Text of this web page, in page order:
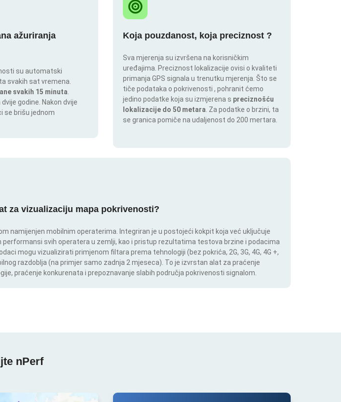
ažuriranja
su automatski
svakih sat vremena.
svakih 15 minuta
godine. Nakon dvije
se brišu jednom
Koja pouzdanost, koja preciznost ?
Sva mjerenja su izvršena na korisničkim
uređajima. Preciznost lokalizacije ovisi o kvaliteti
primanja GPS signala u trenutku mjerenja. Što se
tiče podataka o pokrivenosti , pohranit ćemo
jedino podatke koja su izmjerena s preciznošću
lokalizacije do 50 metara . Za podatke o brzini, ta
se granica pomiče na udaljenost do 200 mertara.
za vizualizaciju mapa pokrivenosti?
namijenjen mobilnim operaterima. Integriran je u postojeći kokpit koja već uključuje
svih operatera u zemlji, kao i pristup rezultatima testova brzine i podacima
mogu vizualizirati primjenom filtara prema tehnologiji (bez pokrića, 2G, 3G, 4G, 4G +,
razdoblja (na primjer samo zadnja 2 mjeseca). To je izvrstan alat za praćenje
praćenje konkurenata i prepoznavanje slabih područja pokrivenosti signalom.
nPerf